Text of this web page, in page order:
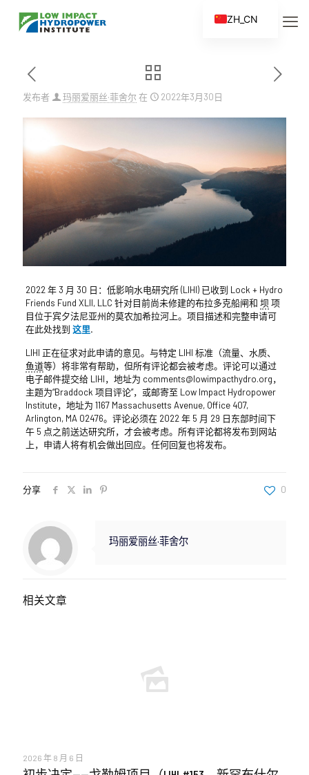
发布者 玛丽爱丽丝·菲舍尔 在 2022年3月30日
2022 年 3 月 30 日：低影响水电研究所 (LIHI) 已收到 Lock + Hydro
Friends Fund XLII, LLC 针对目前尚未修建的布拉多克船闸和 坝 项
目位于宾夕法尼亚州的莫农加希拉河上。项目描述和完整申请可
在此处找到 这里.
LIHI 正在征求对此申请的意见。与特定 LIHI 标准（流量、水质、
鱼道等）将非常有帮助，但所有评论都会被考虑。评论可以通过
电子邮件提交给 LIHI，地址为 comments@lowimpacthydro.org，
主题为“Braddock 项目评论”，或邮寄至 Low Impact Hydropower
Institute，地址为 1167 Massachusetts Avenue, Office 407,
Arlington, MA 02476。评论必须在 2022 年 5 月 29 日东部时间下
午 5 点之前送达研究所，才会被考虑。所有评论都将发布到网站
上，申请人将有机会做出回应。任何回复也将发布。
分享 0
玛丽爱丽丝·菲舍尔
相关文章
2026 年 8 月 6 日
ZH_CN